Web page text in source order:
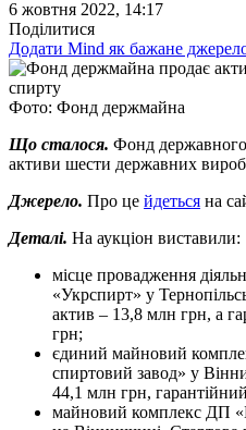
6 жовтня 2022, 14:17
Поділитися
Додати Mind як бажане
Фото: Фонд держмайна
Що сталося. Фонд
активи шести державних
Джерело. Про це йдеться на
Деталі. На аукціон виставили:
місце провадження
«Укрспирт» у
актив – 13,8 млн грн, а
грн;
єдиний майновий
спиртовий завод» у
44,1 млн грн,
майновий комплекс ДП